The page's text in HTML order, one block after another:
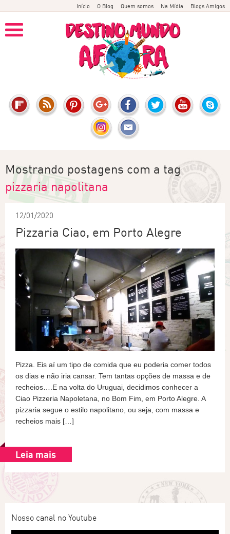
Início O Blog Quem somos Na Mídia Blogs Amigos
Mostrando postagens com a tag
pizzaria napolitana
12/01/2020
Pizzaria Ciao, em Porto Alegre
Pizza. Eis aí um tipo de comida que eu poderia comer todos
os dias e não iria cansar. Tem tantas opções de massa e de
recheios….E na volta do Uruguai, decidimos conhecer a
Ciao Pizzeria Napoletana, no Bom Fim, em Porto Alegre. A
pizzaria segue o estilo napolitano, ou seja, com massa e
recheios mais […]
Leia mais
Nosso canal no Youtube